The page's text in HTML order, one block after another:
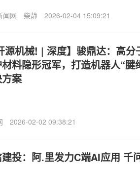
闻网 柴静 2026-02-04 15:09:21
源机械! | 深度】骏鼎达：高
料隐形冠军，打造机器人“腱
案
2026-02-02 09:38:21
建投：阿.里发力C端AI应用 千